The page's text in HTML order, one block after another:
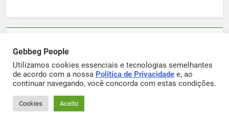
sortimentos@yahoo.com.br
Gebbeg Powered ByBlazeThemes.
Gebbeg People
Utilizamos cookies essenciais e tecnologias semelhantes
de acordo com a nossa Política de Privacidade e, ao
continuar navegando, você concorda com estas condições.
Cookies Aceito